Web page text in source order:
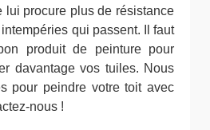
lui procure plus de résistance
qui passent. Il faut
produit de peinture pour
davantage vos tuiles. Nous
pour peindre votre toit avec
nous !